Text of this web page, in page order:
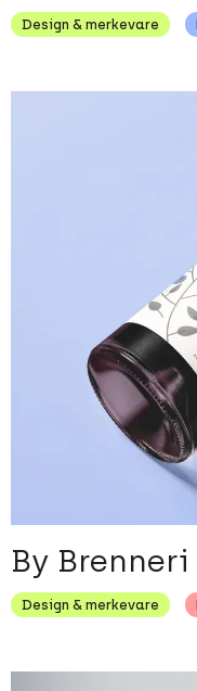
Design & merkevare
By
Design & merkevare